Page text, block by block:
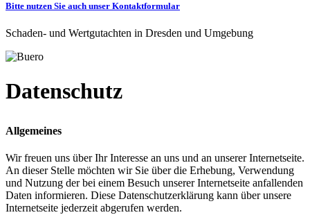
Bitte nutzen Sie auch unser Kontaktformular
Schaden- und Wertgutachten in Dresden und Umgebung
Datenschutz
Allgemeines
Wir freuen uns über Ihr Interesse an uns und an unserer Internetseite.
An dieser Stelle möchten wir Sie über die Erhebung, Verwendung
und Nutzung der bei einem Besuch unserer Internetseite anfallenden
Daten informieren. Diese Datenschutzerklärung kann über unsere
Internetseite jederzeit abgerufen werden.